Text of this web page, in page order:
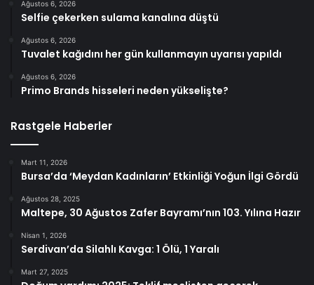
Ağustos 6, 2026
Selfie çekerken sulama kanalına düştü
Ağustos 6, 2026
Tuvalet kağıdını her gün kullanmayın uyarısı yapıldı
Ağustos 6, 2026
Primo Brands hisseleri neden yükselişte?
Rastgele Haberler
Mart 11, 2026
Bursa’da ‘Meydan Kadınların’ Etkinliği Yoğun İlgi Gördü
Ağustos 28, 2025
Maltepe, 30 Ağustos Zafer Bayramı’nın 103. Yılına Hazır
Nisan 1, 2026
Serdivan’da Silahlı Kavga: 1 Ölü, 1 Yaralı
Mart 27, 2025